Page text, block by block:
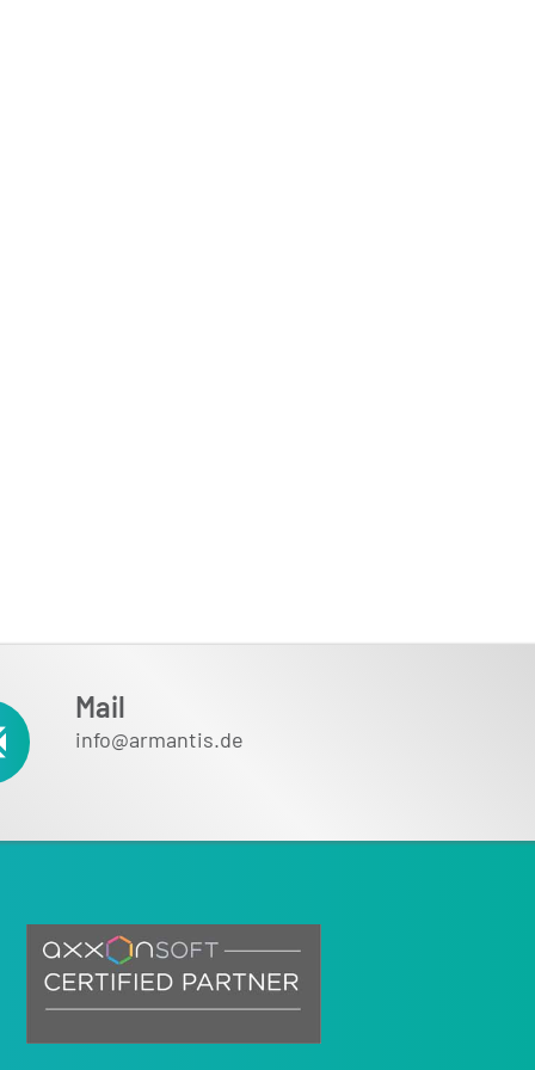
Mail
info@armantis.de